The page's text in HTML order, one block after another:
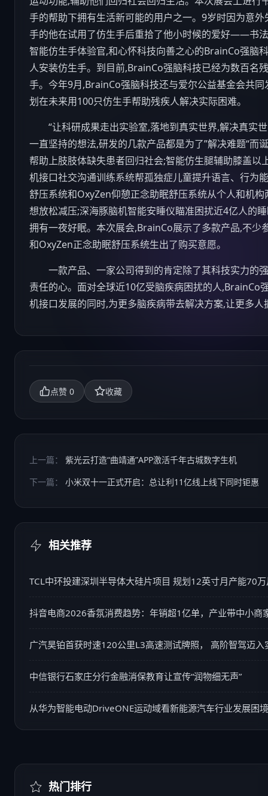
手的帮助下拥有生活新可能的用户之一。9岁时因为意
手的他在试用了仿生手后重拾了他小时候的爱好——书
智能仿生手体验官,和心怀科技向善之心的BrainCo强脑
人安装仿生手。到目前,BrainCo强脑科技已经为数百名
手。今年9月,BrainCo强脑科技还与爱尔公益基金会共同
划在未来用100只仿生手帮助残疾人解决实际困难。
“让科研成果走出实验室,落地到真实世界,解决真实
一直坚持的想法,研发的几款产品都是为了”解决难题“而
帮助上肢肢体缺失患者回归社会;智能仿生腿辅助膝盖以
机接口社交沟通训练系统帮孤独症儿童提升语言、行为
舒压系统和OxyZen仰憩正念助眠舒压系统从个人和机
想放松减压;深海豚脑机智能安睡仪瞄准困扰近4亿人的
拥有一夜好眠。本次展会,BrainCo展示了多款产品,不少
和OxyZen正念助眠舒压系统生出了购买意愿。
一款产品、一家公司得到的肯定除了其科技实力的
责任的心。面对全球近10亿受脑疾病困扰的人,BrainCo
机接口发展的同时,为更多脑疾病带去解决方案,让更多
点赞 0 收藏
上一篇：
紫光云打造“曲靖通”APP激活千年古城数字生机
下一篇：
小米双十一正式开启：总让利11亿线上线下同时钜惠
相关推荐
TCL中环投建深圳半导体大硅片项目 规划12英寸月产能70
抖音电商2026香氛消费趋势：年销超1亿单，产业带中小商
广汽昊铂首获时速120公里L3高速测试牌照， 高阶智驾迈入
中信银行石家庄分行金融消保教育让宣传“润物细无声”
从华为智能电动DriveONE运动域看新能源汽车行业发展困
热门排行